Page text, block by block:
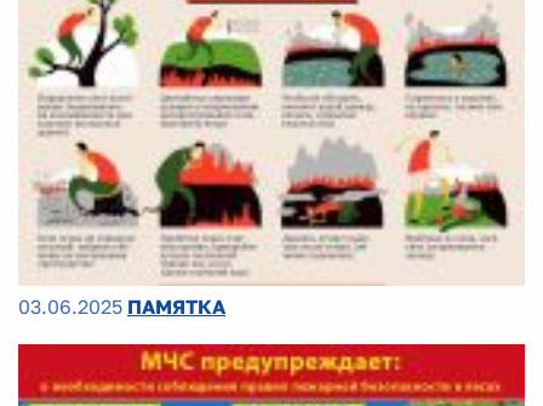
03.06.2025 ПАМЯТКА